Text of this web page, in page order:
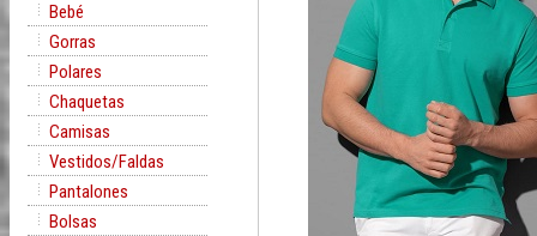
Bebé
Gorras
Polares
Chaquetas
Camisas
Vestidos/Faldas
Pantalones
Bolsas